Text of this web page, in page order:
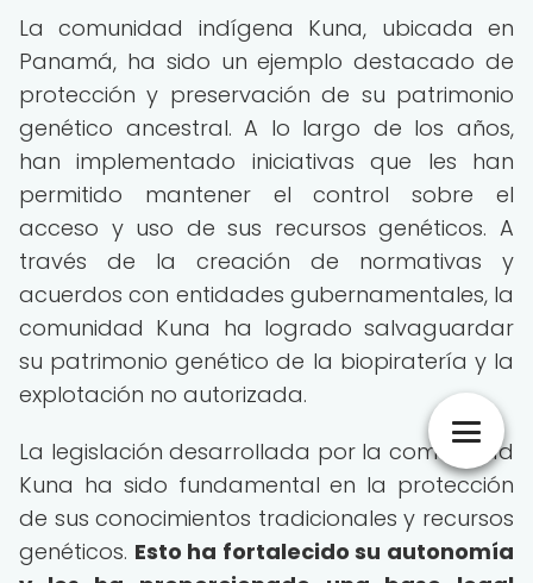
La comunidad indígena Kuna, ubicada en
Panamá, ha sido un ejemplo destacado de
protección y preservación de su patrimonio
genético ancestral. A lo largo de los años,
han implementado iniciativas que les han
permitido mantener el control sobre el
acceso y uso de sus recursos genéticos. A
través de la creación de normativas y
acuerdos con entidades gubernamentales, la
comunidad Kuna ha logrado salvaguardar
su patrimonio genético de la biopiratería y la
explotación no autorizada.
La legislación desarrollada por la comunidad
Kuna ha sido fundamental en la protección
de sus conocimientos tradicionales y recursos
genéticos. Esto ha fortalecido su autonomía